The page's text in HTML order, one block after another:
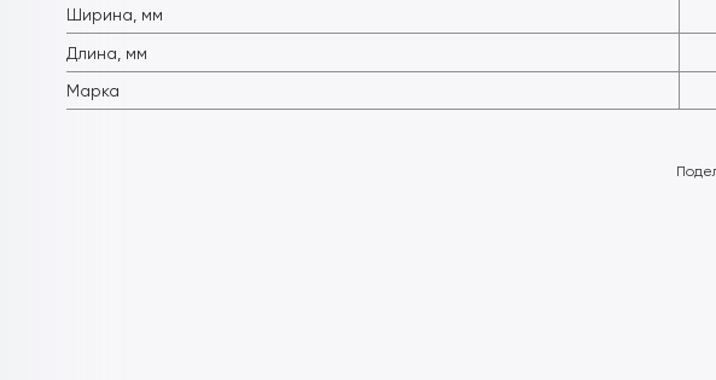
Ширина, мм
Длина, мм
Марка